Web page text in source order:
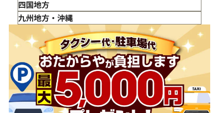
福島県
茨城県
栃木県
群馬県
石川県
山梨県
長野県
岐阜県
静岡県
愛知県
滋賀県
京都府
大阪府
兵庫県
奈良県
和歌山県
鳥取県
島根県
岡山県
広島県
山口県
四国地方
徳島県
香川県
愛媛県
九州地方・沖縄
福岡県
佐賀県
長崎県
熊本県
大分県
宮崎県
鹿児島県